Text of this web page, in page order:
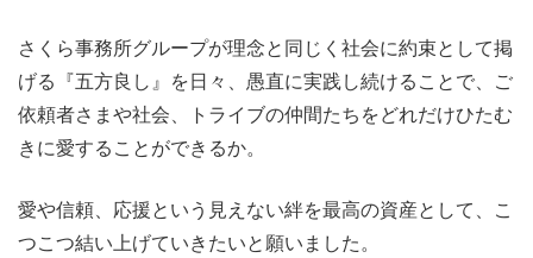
さくら事務所グループが理念と同じく社会に約束として掲
げる『五方良し』を日々、愚直に実践し続けることで、ご
依頼者さまや社会、トライブの仲間たちをどれだけひたむ
きに愛することができるか。
愛や信頼、応援という見えない絆を最高の資産として、こ
つこつ結い上げていきたいと願いました。